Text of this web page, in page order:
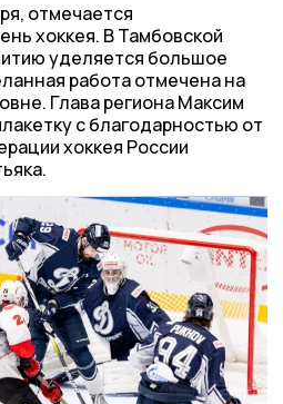
отмечается
хоккея. В Тамбовской
уделяется большое
работа отмечена на
Глава региона Максим
с благодарностью от
хоккея России